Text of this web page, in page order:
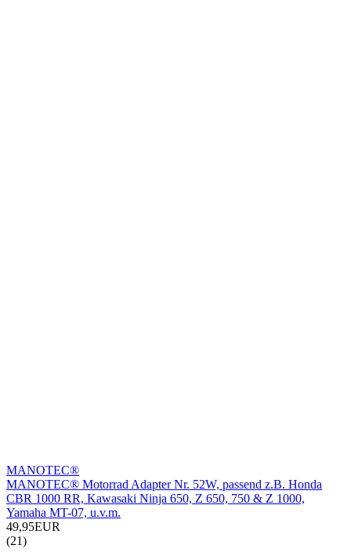
MANOTEC®
MANOTEC® Motorrad Adapter Nr. 52W, passend z.B. Honda
CBR 1000 RR, Kawasaki Ninja 650, Z 650, 750 & Z 1000,
Yamaha MT-07, u.v.m.
49,95EUR
(21)